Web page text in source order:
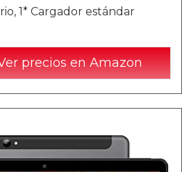
1* Cargador estándar
precios en Amazon